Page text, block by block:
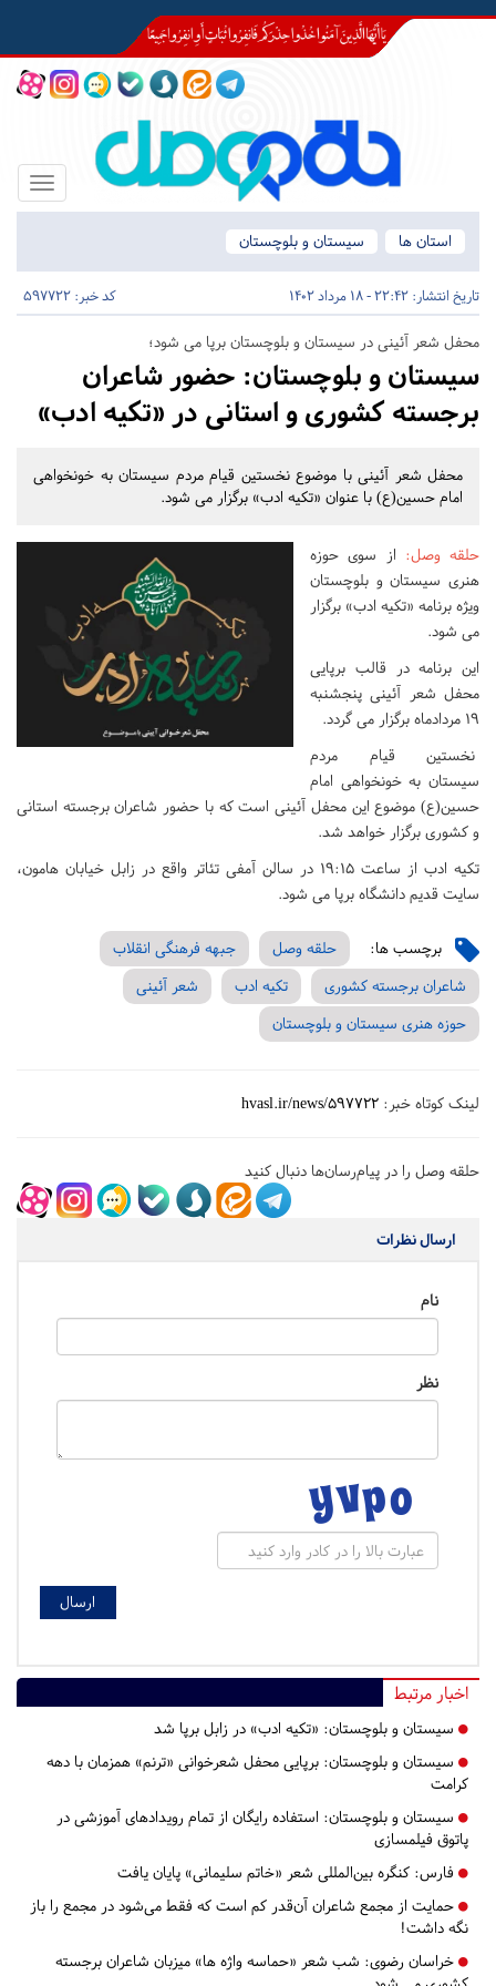
Toggle
استان ها
سیستان و بلوچستان
تاریخ انتشار: 22:42 - 18 مرداد 1402 کد خبر: 597722
محفل شعر آئینی در سیستان و بلوچستان برپا می شود؛
سیستان و بلوچستان: حضور شاعران
برجسته کشوری و استانی در «تکیه ادب»
محفل شعر آئینی با موضوع نخستین قیام مردم سیستان به خونخواهی
امام حسین(ع) با عنوان «تکیه ادب» برگزار می شود.
حلقه وصل: از سوی حوزه
هنری سیستان و بلوچستان
ویژه برنامه «تکیه ادب» برگزار
می شود.
این برنامه در قالب برپایی
محفل شعر آئینی پنجشنبه
19 مردادماه برگزار می گردد.
نخستین قیام مردم
سیستان به خونخواهی امام
حسین(ع) موضوع این محفل آئینی است که با حضور شاعران برجسته استانی
و کشوری برگزار خواهد شد.
تکیه ادب از ساعت 19:15 در سالن آمفی تئاتر واقع در زابل خیابان هامون،
سایت قدیم دانشگاه برپا می شود.
برچسب ها: حلقه وصل
جبهه فرهنگی انقلاب
شاعران برجسته کشوری
تکیه ادب
شعر آئینی
حوزه هنری سیستان و بلوچستان
لینک کوتاه خبر: hvasl.ir/news/597722
حلقه وصل را در پیام‌رسان‌ها دنبال کنید
ارسال نظرات
نام
نظر
اخبار مرتبط
سیستان و بلوچستان: «تکیه ادب» در زابل برپا شد
سیستان و بلوچستان: برپایی محفل شعرخوانی «ترنم» همزمان با دهه
کرامت
سیستان و بلوچستان: استفاده رایگان از تمام رویدادهای آموزشی در
پاتوق فیلمسازی
فارس: کنگره بین‌المللی شعر «خاتم سلیمانی» پایان یافت
حمایت از مجمع شاعران آن‌قدر کم است که فقط می‌شود در مجمع را باز
نگه داشت!
خراسان رضوی: شب شعر «حماسه واژه ها» میزبان شاعران برجسته